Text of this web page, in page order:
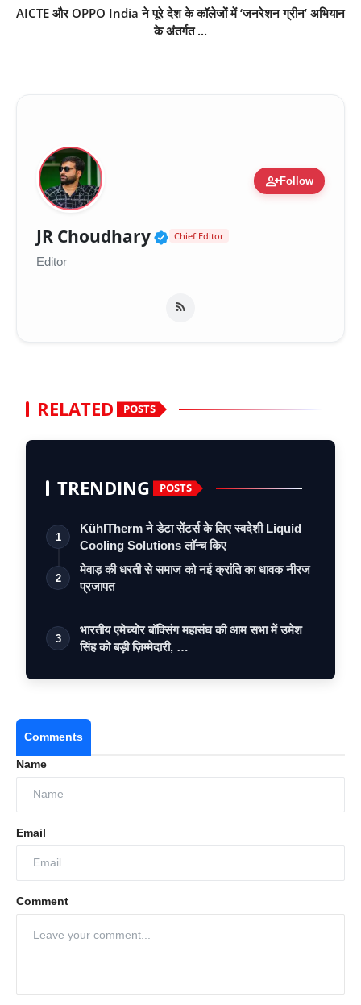
AICTE और OPPO India ने पूरे देश के कॉलेजों में ‘जनरेशन ग्रीन’ अभियान
के अंतर्गत ...
person_addFollow
JR Choudhary Verified Public Figure
Chief Editor
Editor
RELATED POSTS
TRENDING POSTS
1
KühlTherm ने डेटा सेंटर्स के लिए स्वदेशी Liquid
Cooling Solutions लॉन्च किए
2
मेवाड़ की धरती से समाज को नई क्रांति का धावक नीरज
प्रजापत
3
भारतीय एमेच्योर बॉक्सिंग महासंघ की आम सभा में उमेश
सिंह को बड़ी ज़िम्मेदारी, …
Comments
Name
Email
Comment